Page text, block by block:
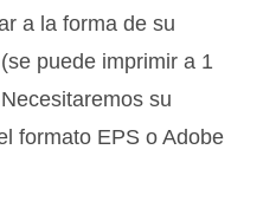
a la forma de su
puede imprimir a 1
su
formato EPS o Adobe